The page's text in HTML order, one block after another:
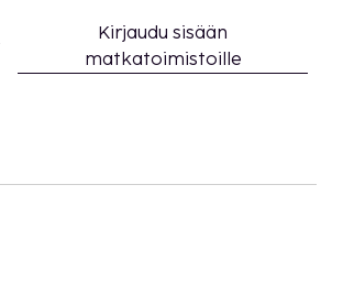
Kirjaudu sisään
matkatoimistoille